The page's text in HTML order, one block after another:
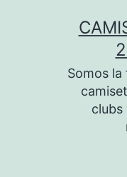
Somos la
clubs